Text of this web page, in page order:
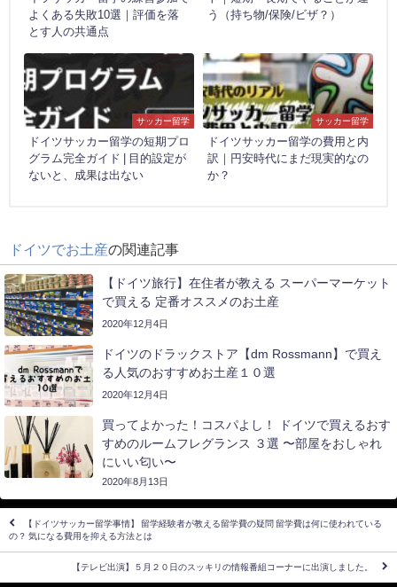
よくある失敗10選｜評価を落
とす人の共通点
う（持ち物/保険/ビザ？）
サッカー留学
ドイツサッカー留学の短期プロ
グラム完全ガイド | 目的設定が
ないと、成果は出ない
サッカー留学
ドイツサッカー留学の費用と内
訳｜円安時代にまだ現実的なの
か？
ドイツでお土産の関連記事
【ドイツ旅行】在住者が教える スーパーマーケット
で買える 定番オススメのお土産
2020年12月4日
ドイツのドラックストア【dm Rossmann】で買え
る人気のおすすめお土産１０選
2020年12月4日
買ってよかった！コスパよし！ ドイツで買えるおす
すめのルームフレグランス ３選 〜部屋をおしゃれ
にいい匂い〜
2020年8月13日
【ドイツサッカー留学事情】 留学経験者が教える留学費の疑問 留学費は何に使われている
の？ 気になる費用を抑える方法とは
【テレビ出演】５月２０日のスッキリの情報番組コーナーに出演しました。